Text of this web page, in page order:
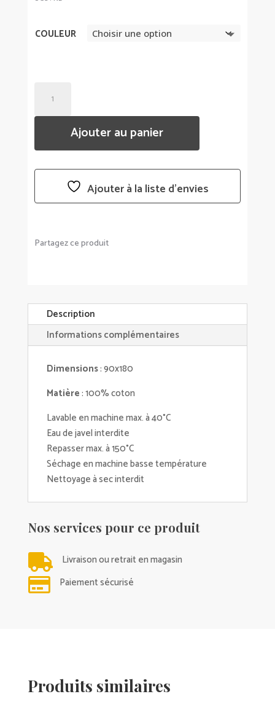
COULEUR
DRAP
PLAGE
TUITTI
HAOMY
COULEURS
Ajouter au panier
Ajouter à la liste d’envies
Partagez ce produit
Description
Informations complémentaires
Dimensions: 90x180
Matière: 100% coton
Lavable en machine max. à 40°C
Eau de javel interdite
Repasser max. à 150°C
Séchage en machine basse température
Nettoyage à sec interdit
Nos services pour ce produit
 Livraison ou retrait en magasin
 Paiement sécurisé
Produits similaires